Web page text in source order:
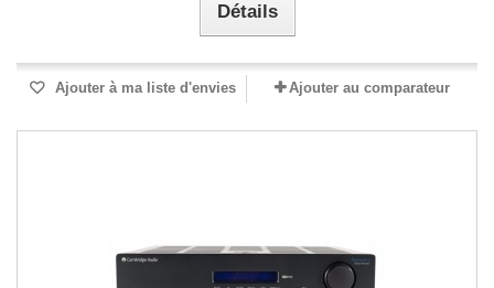
Détails
Ajouter à ma liste d'envies Ajouter au comparateur